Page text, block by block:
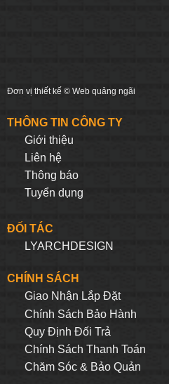
Đơn vị thiết kế © Web quảng ngãi
THÔNG TIN CÔNG TY
Giới thiệu
Liên hệ
Thông báo
Tuyển dụng
ĐỐI TÁC
LYARCHDESIGN
CHÍNH SÁCH
Giao Nhận Lắp Đặt
Chính Sách Bảo Hành
Quy Định Đối Trả
Chính Sách Thanh Toán
Chăm Sóc & Bảo Quản